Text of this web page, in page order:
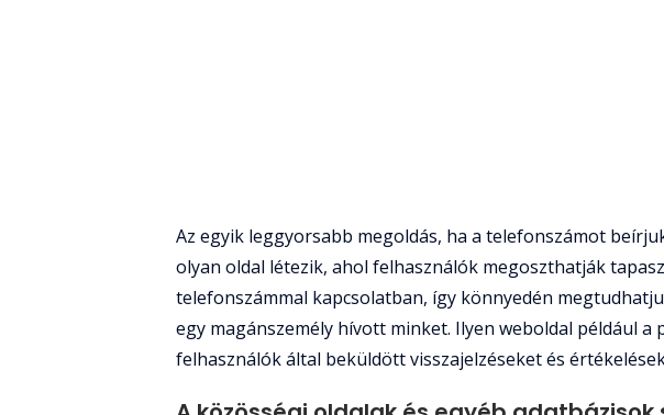
Az egyik leggyorsabb megoldás, ha a telefonszámot
olyan oldal létezik, ahol felhasználók megoszthatják
telefonszámmal kapcsolatban, így könnyedén
egy magánszemély hívott minket. Ilyen weboldal például a
felhasználók által beküldött visszajelzéseket és